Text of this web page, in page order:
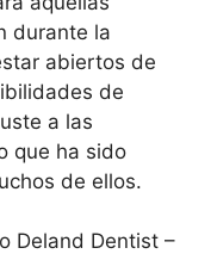
durante la
abiertos de
de
a las
que ha sido
de ellos.
Deland Dentist –